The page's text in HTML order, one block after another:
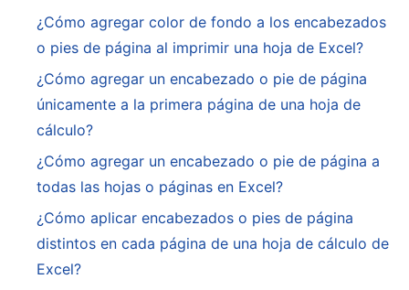
¿Cómo agregar color de fondo a los encabezados
o pies de página al imprimir una hoja de Excel?
¿Cómo agregar un encabezado o pie de página
únicamente a la primera página de una hoja de
cálculo?
¿Cómo agregar un encabezado o pie de página a
todas las hojas o páginas en Excel?
¿Cómo aplicar encabezados o pies de página
distintos en cada página de una hoja de cálculo de
Excel?